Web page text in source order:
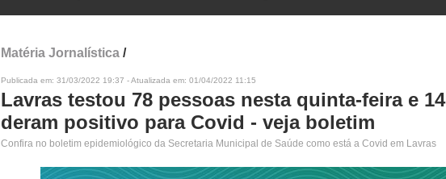
Matéria Jornalística /
Publicada em: 31/03/2022 19:37 - Atualizada em: 01/04/2022 11:15
Lavras testou 78 pessoas nesta quinta-feira e 14
deram positivo para Covid - veja boletim
Confira no boletim epidemiológico da Secretaria Municipal de Saúde como está a Covid em Lavras